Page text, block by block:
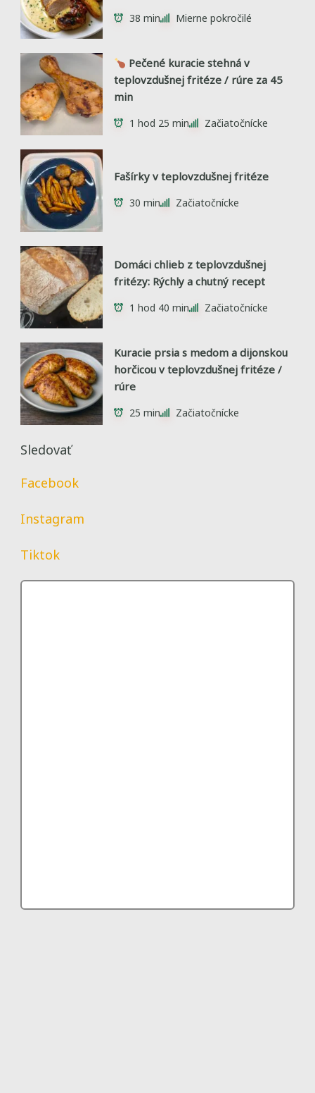
38 min Mierne pokročilé
Pečené kuracie stehná v
teplovzdušnej fritéze / rúre za 45
min
1 hod 25 min Začiatočnícke
Fašírky v teplovzdušnej fritéze
30 min Začiatočnícke
Domáci chlieb z teplovzdušnej
fritézy: Rýchly a chutný recept
1 hod 40 min Začiatočnícke
Kuracie prsia s medom a dijonskou
horčicou v teplovzdušnej fritéze /
rúre
25 min Začiatočnícke
Sledovať
Facebook
Instagram
Tiktok